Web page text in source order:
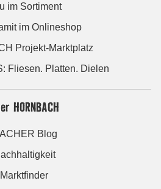
im Sortiment
im Onlineshop
Projekt-Marktplatz
Fliesen. Platten. Dielen
HORNBACH
Blog
Marktfinder